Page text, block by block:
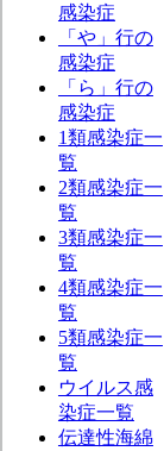
感染症
「や」行の
感染症
「ら」行の
感染症
1類感染症一
覧
2類感染症一
覧
3類感染症一
覧
4類感染症一
覧
5類感染症一
覧
ウイルス感
染症一覧
伝達性海綿